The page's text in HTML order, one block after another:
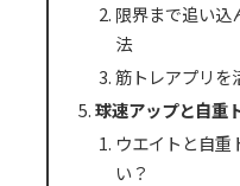
限界まで追い込
法
筋トレアプリを
球速アップと自重
ウエイトと自重
い？